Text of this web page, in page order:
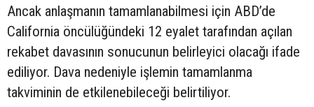
Ancak anlaşmanın tamamlanabilmesi için ABD’de
California öncülüğündeki 12 eyalet tarafından açılan
rekabet davasının sonucunun belirleyici olacağı ifade
ediliyor. Dava nedeniyle işlemin tamamlanma
takviminin de etkilenebileceği belirtiliyor.